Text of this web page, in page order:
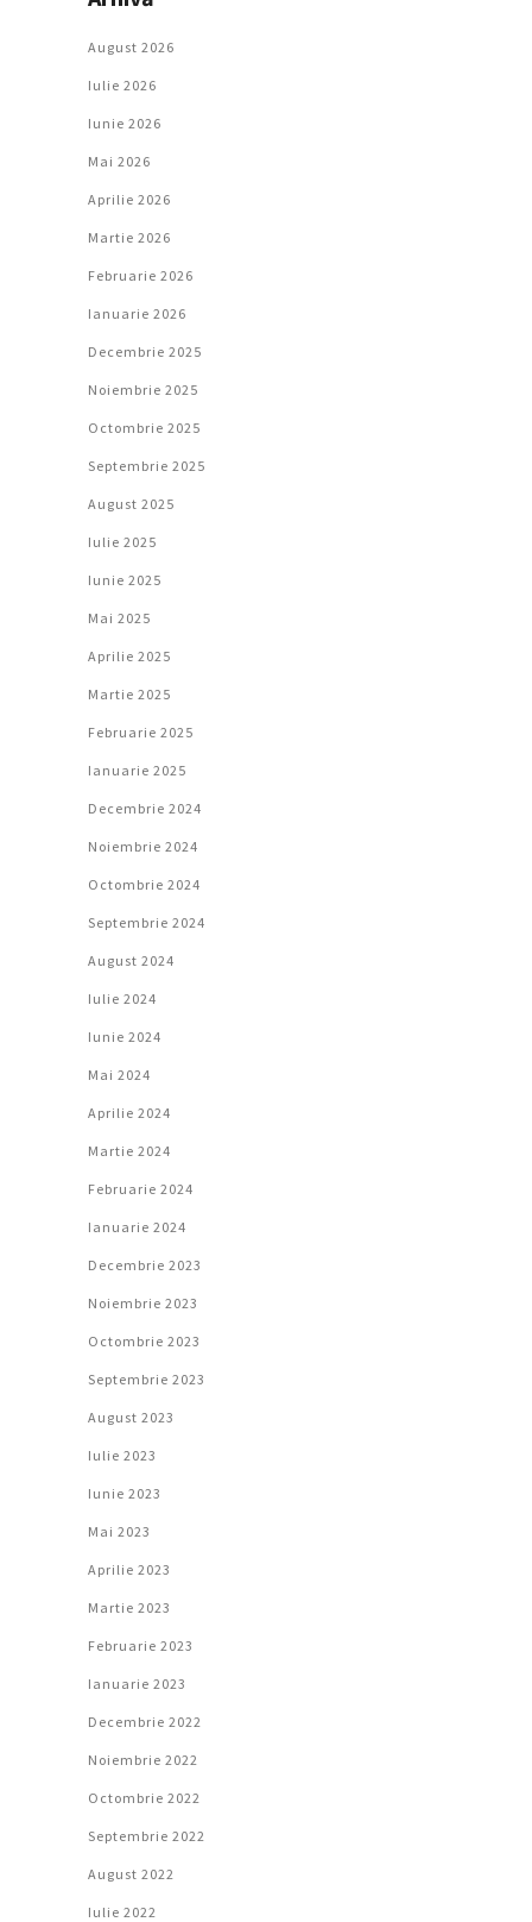
August 2026
Iulie 2026
Iunie 2026
Mai 2026
Aprilie 2026
Martie 2026
Februarie 2026
Ianuarie 2026
Decembrie 2025
Noiembrie 2025
Octombrie 2025
Septembrie 2025
August 2025
Iulie 2025
Iunie 2025
Mai 2025
Aprilie 2025
Martie 2025
Februarie 2025
Ianuarie 2025
Decembrie 2024
Noiembrie 2024
Octombrie 2024
Septembrie 2024
August 2024
Iulie 2024
Iunie 2024
Mai 2024
Aprilie 2024
Martie 2024
Februarie 2024
Ianuarie 2024
Decembrie 2023
Noiembrie 2023
Octombrie 2023
Septembrie 2023
August 2023
Iulie 2023
Iunie 2023
Mai 2023
Aprilie 2023
Martie 2023
Februarie 2023
Ianuarie 2023
Decembrie 2022
Noiembrie 2022
Octombrie 2022
Septembrie 2022
August 2022
Iulie 2022